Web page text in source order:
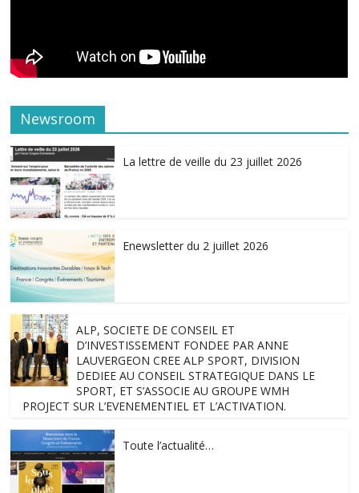
Newsroom
La lettre de veille du 23 juillet 2026
Enewsletter du 2 juillet 2026
ALP, SOCIETE DE CONSEIL ET
D’INVESTISSEMENT FONDEE PAR ANNE
LAUVERGEON CREE ALP SPORT, DIVISION
DEDIEE AU CONSEIL STRATEGIQUE DANS LE
SPORT, ET S’ASSOCIE AU GROUPE WMH
PROJECT SUR L’EVENEMENTIEL ET L’ACTIVATION.
Toute l’actualité…